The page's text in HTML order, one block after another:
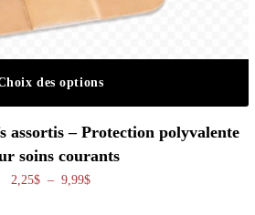
des options
assortis – Protection polyvalente
soins courants
2,25$ – 9,99$Plage de prix : 2,25$ à 9,99$